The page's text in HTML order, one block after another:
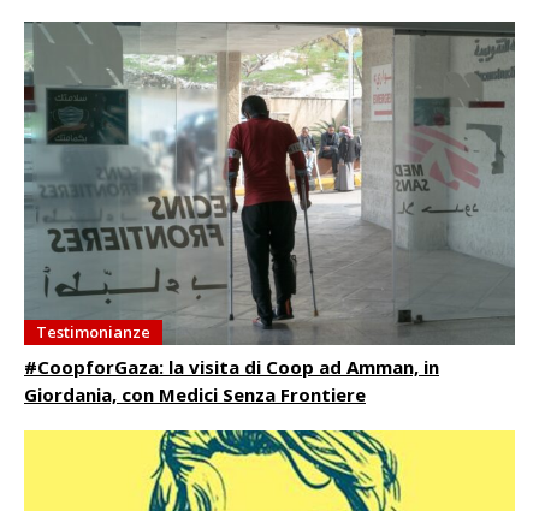
Testimonianze
#CoopforGaza: la visita di Coop ad Amman, in
Giordania, con Medici Senza Frontiere